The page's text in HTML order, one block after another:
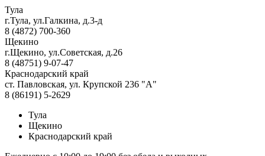
Тула
г.Тула, ул.Галкина, д.3-д
8 (4872) 700-360
Щекино
г.Щекино, ул.Советская, д.26
8 (48751) 9-07-47
Краснодарский край
ст. Павловская, ул. Крупской 236 "А"
8 (86191) 5-2629
Тула
Щекино
Краснодарский край